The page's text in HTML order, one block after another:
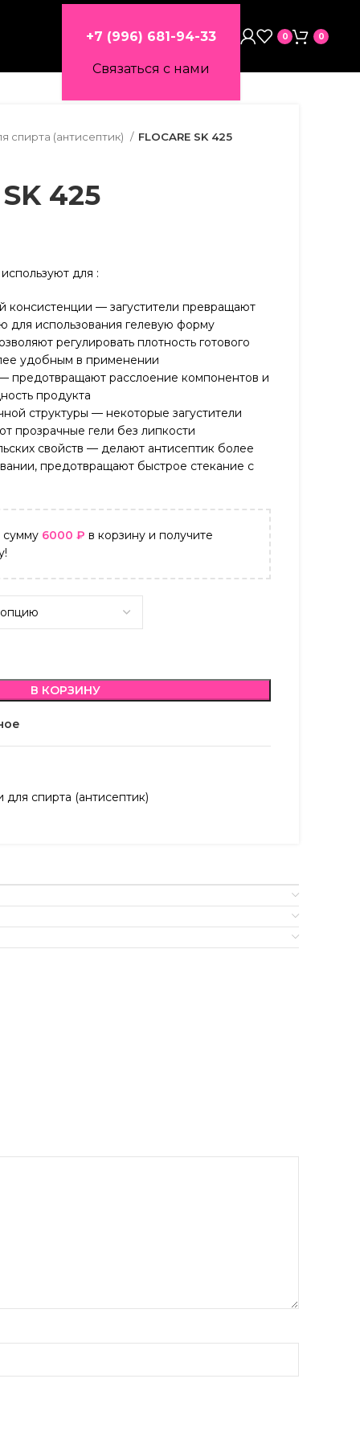
+7 (996) 681-94-33
Связаться с нами
0 0
спирта (антисептик) FLOCARE SK 425
425
для :
консистенции — загустители превращают
для использования гелевую форму
регулировать плотность готового
удобным в применении
предотвращают расслоение компонентов и
продукта
структуры — некоторые загустители
прозрачные гели без липкости
свойств — делают антисептик более
предотвращают быстрое стекание с
сумму 6000 ₽ в корзину и получите
В КОРЗИНУ
для спирта (антисептик)